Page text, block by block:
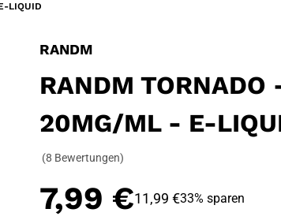
LIQUID
RANDM
RANDM TORNADO
20MG/ML - E-
(8 Bewertungen)
7,99 €11,99 €33% sparen